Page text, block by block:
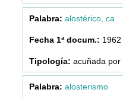
alostérico, ca
1962
acuñada por
alosterismo